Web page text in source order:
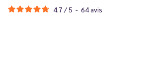
4.7 / 5 - 64avis